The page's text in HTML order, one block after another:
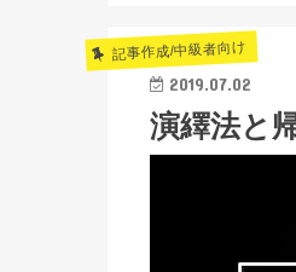
記事作成/中級者向け
2019.07.02
演繹法と